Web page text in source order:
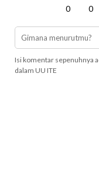
0 0
Isi komentar sepenuhnya
dalam UU ITE